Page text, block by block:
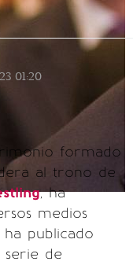
01:20
formado
al trono de
, ha
medios
publicado
serie de